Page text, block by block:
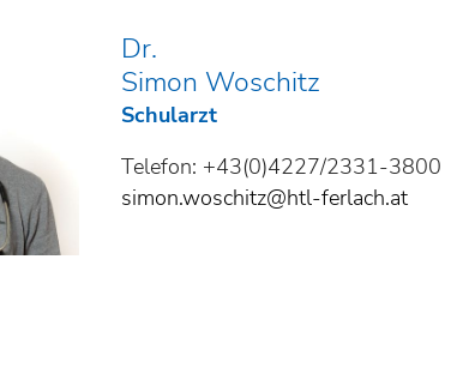
Dr.
Simon Woschitz
Schularzt
Telefon: +43(0)4227/2331-3800
simon.woschitz@htl-ferlach.at